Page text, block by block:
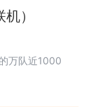
）
万队近1000